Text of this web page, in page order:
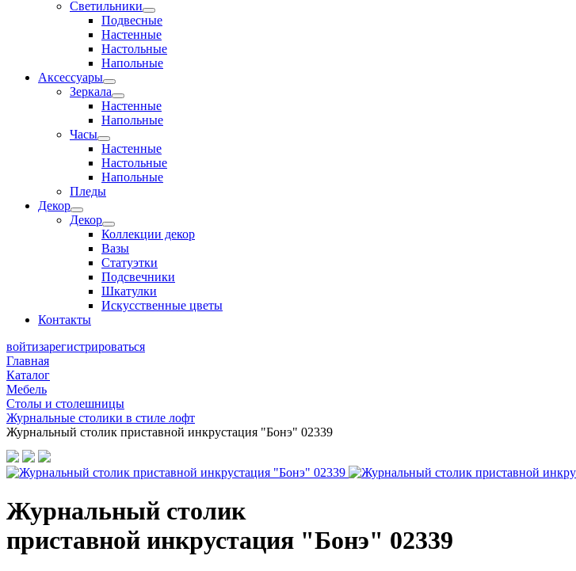
Светильники
Подвесные
Настенные
Настольные
Напольные
Аксессуары
Зеркала
Настенные
Напольные
Часы
Настенные
Настольные
Напольные
Пледы
Декор
Декор
Коллекции декор
Вазы
Статуэтки
Подсвечники
Шкатулки
Искусственные цветы
Контакты
войтизарегистрироваться
Главная
Каталог
Мебель
Столы и столешницы
Журнальные столики в стиле лофт
Журнальный столик приставной инкрустация "Бонэ" 02339
Журнальный столик
приставной инкрустация "Бонэ" 02339